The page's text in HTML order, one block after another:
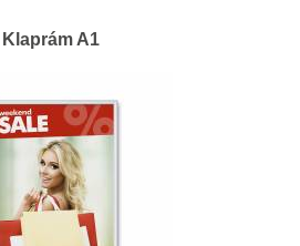
Klaprám A1